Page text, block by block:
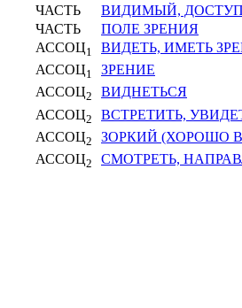
ЧАСТЬ
ВИДИМЫЙ,
ЧАСТЬ
ПОЛЕ ЗРЕНИЯ
АССОЦ1
ВИДЕТЬ, ИМЕТЬ
АССОЦ1
ЗРЕНИЕ
АССОЦ2
ВИДНЕТЬСЯ
АССОЦ2
ВСТРЕТИТЬ,
АССОЦ2
ЗОРКИЙ (ХОРОШО
АССОЦ2 СМОТРЕТЬ,